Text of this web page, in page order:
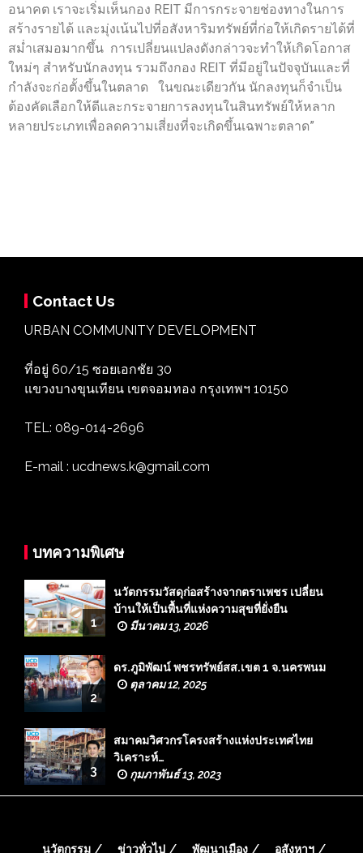
อนาคต เราจะเริ่มเห็นกอง REIT มีการกระจายช่องทางในการ
สร้างรายได้ และมุ่งเน้นไปที่อสังหาริมทรัพย์ที่ก่อให้เกิดรายได้ที่
สม่ำเสมอมากขึ้น การเปลี่ยนแปลงดังกล่าวจะทำให้เกิดโอกาส
ใหม่ๆ สำหรับนักลงทุน รวมถึงกอง REIT ที่มีอยู่ในปัจจุบันและที่
กำลังจะก่อตั้งขึ้นในตลาด ในขณะเดียวกัน นักลงทุนก็จำเป็น
ต้องคัดเลือกให้ดีและกระจายการลงทุนในสินทรัพย์ให้หลาก
หลายประเภทเพื่อลดความเสี่ยงที่จะเกิดขึ้นเฉพาะตลาด”
Contact Us
URBAN COMMUNITY DEVELOPMENT
ที่อยู่ 60/15 ซอยเอกชัย 30
แขวงบางขุนเทียน เขตจอมทอง กรุงเทพฯ 10150
TEL: 089-014-2696
E-mail : ucdnews.k@gmail.com
บทความพิเศษ
1
นวัตกรรมวัสดุก่อสร้างจากตราเพชร เปลี่ยน
บ้านให้เป็นพื้นที่แห่งความสุขที่ยั่งยืน
มีนาคม 13, 2026
2
ดร.ภูมิพัฒน์ พชรทรัพย์สส.เขต 1 จ.นครพนม
ตุลาคม 12, 2025
3
สมาคมวิศวกรโครงสร้างแห่งประเทศไทย
วิเคราะห์…
กุมภาพันธ์ 13, 2023
นวัตกรรม ข่าวทั่วไป พัฒนาเมือง อสังหาฯ